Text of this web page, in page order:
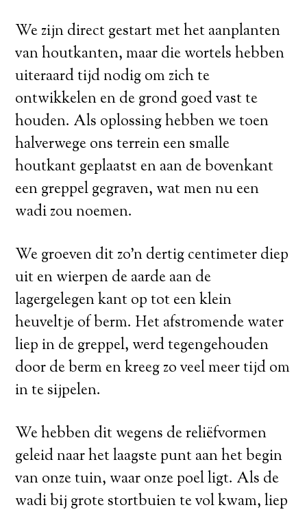
We zijn direct gestart met het aanplanten
van houtkanten, maar die wortels hebben
uiteraard tijd nodig om zich te
ontwikkelen en de grond goed vast te
houden. Als oplossing hebben we toen
halverwege ons terrein een smalle
houtkant geplaatst en aan de bovenkant
een greppel gegraven, wat men nu een
wadi zou noemen.
We groeven dit zo’n dertig centimeter diep
uit en wierpen de aarde aan de
lagergelegen kant op tot een klein
heuveltje of berm. Het afstromende water
liep in de greppel, werd tegengehouden
door de berm en kreeg zo veel meer tijd om
in te sijpelen.
We hebben dit wegens de reliëfvormen
geleid naar het laagste punt aan het begin
van onze tuin, waar onze poel ligt. Als de
wadi bij grote stortbuien te vol kwam, liep